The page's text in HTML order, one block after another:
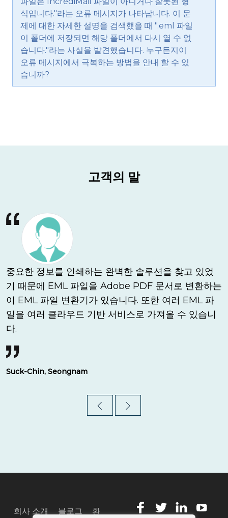
식입니다."라는 오류 메시지가 나타납니다. 이 문
제에 대한 자세한 설명을 검색했을 때 ".eml 파일
이 폴더에 저장되면 해당 폴더에서 다시 열 수 없
습니다."라는 사실을 발견했습니다. 누구든지이
오류 메시지에서 극복하는 방법을 안내 할 수 있
습니까?
고객의 말
중요한 정보를 인쇄하는 완벽한 솔루션을 찾고 있었
기 때문에 EML 파일을 Adobe PDF 문서로 변환하는
이 EML 파일 변환기가 있습니다. 또한 여러 EML 파
일을 여러 클라우드 기반 서비스로 가져올 수 있습니
다.
Suck-Chin, Seongnam
회사 소개 블로그 환